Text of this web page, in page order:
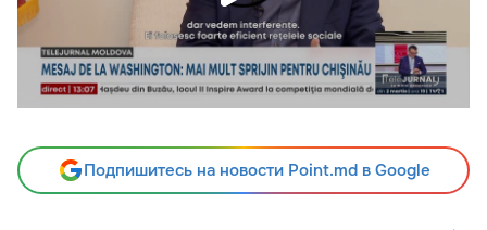
Подпишитесь на новости Point.md в Google